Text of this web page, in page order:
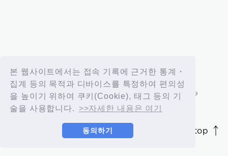
본 웹사이트에서는 접속 기록에 근거한 통계・
집계 등의 목적과 디바이스를 특정하여 편의성
을 높이기 위하여 쿠키(Cookie), 태그 등의 기
술을 사용합니다.
>>자세한 내용은 여기
동의하기
fc news
blog
movie&radio
room #783
JASRAC許諾番号 9012207252Y45038 / 9012207238Y38029
page top